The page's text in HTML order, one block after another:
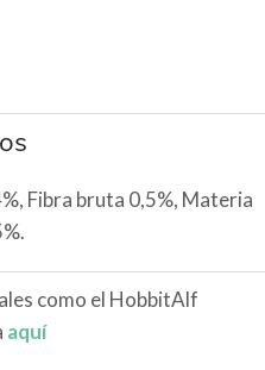
Fibra bruta 0,5%, Materia
como el HobbitAlf
aquí